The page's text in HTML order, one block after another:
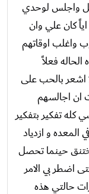
واجلس لوحدي
كان علي وان
واغلب اوقاتهم
فعلاً
بالحب على
ان اجالسهم
تفكير بتفكير
و ازدياد
حينما تحصل
اضطر بي الامر
حالتي هذه